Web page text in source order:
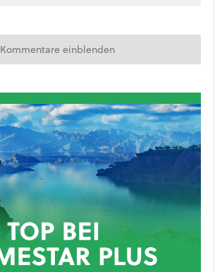
Kommentare einblenden